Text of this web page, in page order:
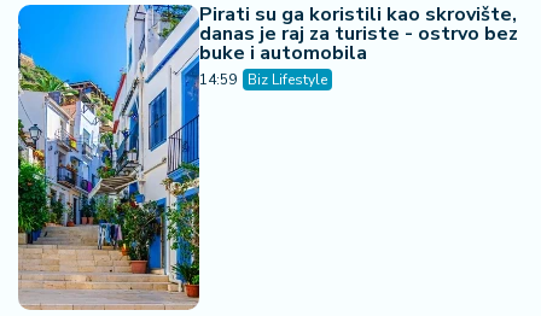
Pirati su ga koristili kao skrovište,
danas je raj za turiste - ostrvo bez
buke i automobila
14:59 Biz Lifestyle